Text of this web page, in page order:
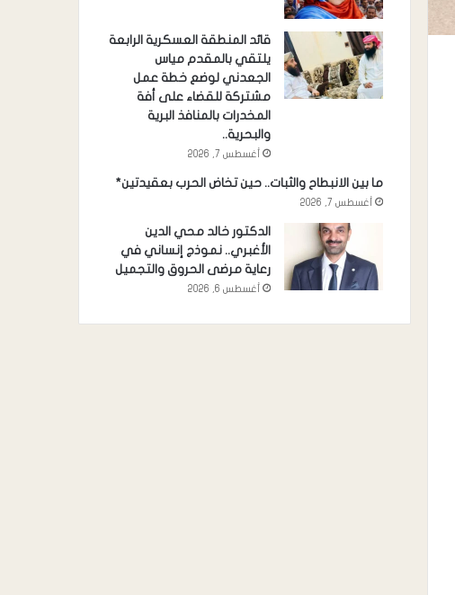
قائد المنطقة العسكرية الرابعة
يلتقي بالمقدم مياس
الجعدني لوضع خطة عمل
مشتركة للقضاء على أفة
المخدرات بالمنافذ البرية
والبحرية..
أغسطس 7, 2026
ما بين الانبطاح والثبات.. حين تخاض الحرب بعقيدتين*
أغسطس 7, 2026
الدكتور خالد محي الدين
الأغبري.. نموذج إنساني في
رعاية مرضى الحروق والتجميل
أغسطس 6, 2026